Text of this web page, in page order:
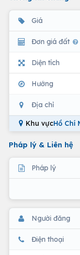
Giá
Đơn giá đất
Diện tích
Hướng
Địa chỉ
Khu vựcHồ Chí
Pháp lý & Liên hệ
Pháp lý
Người đăng
Điện thoại